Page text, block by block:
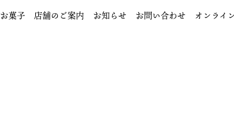
お菓子 店舗のご案内 お知らせ お問い合わせ オンライ